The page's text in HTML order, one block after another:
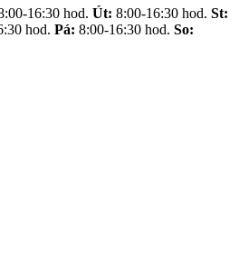
16:30 hod. Út: 8:00-16:30 hod. St:
hod. Pá: 8:00-16:30 hod. So: